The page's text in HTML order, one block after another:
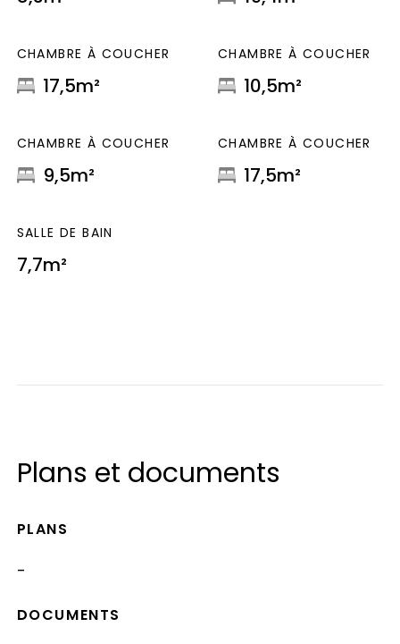
CHAMBRE À COUCHER
17,5m²
CHAMBRE À COUCHER
10,5m²
CHAMBRE À COUCHER
9,5m²
CHAMBRE À COUCHER
17,5m²
SALLE DE BAIN
7,7m²
Plans et documents
PLANS
-
DOCUMENTS